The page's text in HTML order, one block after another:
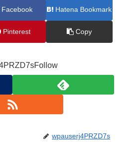
Facebook Hatena Bookmark
Pinterest Copy
wpauserj4PRZD7s